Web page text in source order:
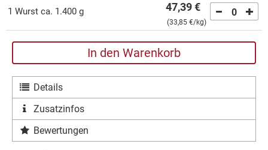
1 Wurst ca. 1.400 g 47,39 €
(33,85 €/kg)
0
In den Warenkorb
Details
Zusatzinfos
Bewertungen